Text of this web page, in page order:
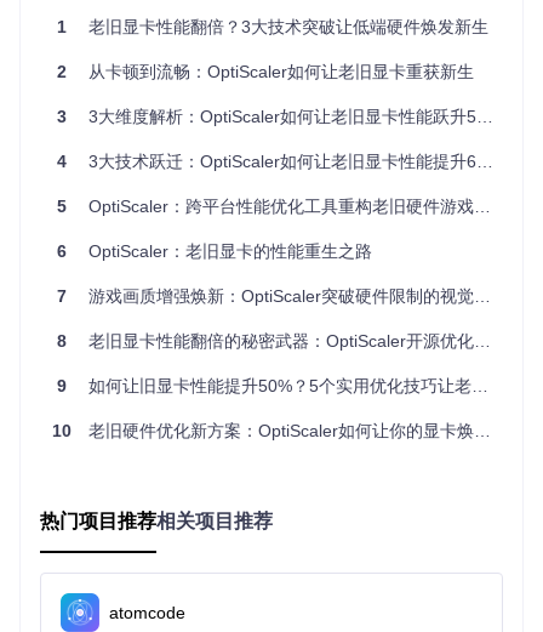
算每一个像素的颜色和位置。当性能不足时，只能减少拼图数
术则像一位经验丰富的拼图大师，它通过分析相邻像素的关
渲染分辨率下，能呈现接近4K的视觉效果。
三大技术引擎的协同作战
术整合为统一接口：
XeSS技术：如同用AI修复老照片，通过神经网络模型预测
FSR 2.1.2：像使用放大镜观察报纸网点，通过复杂算法重
建纹理边缘，AMD显卡兼容性最佳
DLSS支持：为NVIDIA用户保留原生深度学习加速，确保高
端卡性能最大化
图2：OptiScaler的多技术融合界面，可实时切换不同超分辨率
从安装到优化的900秒：OptiScaler实战指南
部署核心文件
1 老旧显卡性能翻倍？3大技术突破让低端硬件焕发新生
2 从卡顿到流畅：OptiScaler如何让老旧显卡重获新生
3 3大维度解析：OptiScaler如何让老旧显卡性能跃升50%？
4 3大技术跃迁：OptiScaler如何让老旧显卡性能提升60%？
5 OptiScaler：跨平台性能优化工具重构老旧硬件游戏体验
6 OptiScaler：老旧显卡的性能重生之路
7 游戏画质增强焕新：OptiScaler突破硬件限制的视觉革命
8 老旧显卡性能翻倍的秘密武器：OptiScaler开源优化工具全解析
9 如何让旧显卡性能提升50%？5个实用优化技巧让老旧硬件焕发新生
10 老旧硬件优化新方案：OptiScaler如何让你的显卡焕发第二春
热门项目推荐相关项目推荐
atomcode